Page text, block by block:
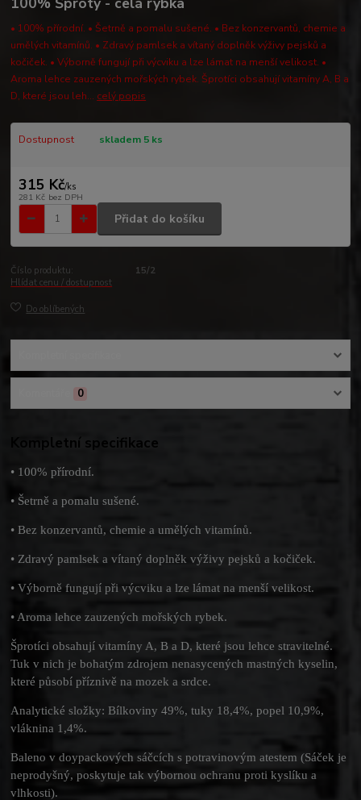
• 100% přírodní. • Šetrně a pomalu sušené. • Bez konzervantů, chemie a
umělých vitamínů. • Zdravý pamlsek a vítaný doplněk výživy pejsků a
kočiček. • Výborně fungují při výcviku a lze lámat na menší velikost. •
Aroma lehce zauzených mořských rybek. Šprotíci obsahují vitamíny A, B a
D, které jsou leh... celý popis
Dostupnost skladem 5 ks
315 Kč/ks
281 Kč bez DPH
Přidat do košíku
Číslo produktu:
15/2
Hlídat cenu / dostupnost
Do oblíbených
0
Kompletní specifikace
• 100% přírodní.
• Šetrně a pomalu sušené.
• Bez konzervantů, chemie a umělých vitamínů.
• Zdravý pamlsek a vítaný doplněk výživy pejsků a kočiček.
• Výborně fungují při výcviku a lze lámat na menší velikost.
• Aroma lehce zauzených mořských rybek.
Šprotíci obsahují vitamíny A, B a D, které jsou lehce stravitelné.
Tuk v nich je bohatým zdrojem nenasycených mastných kyselin,
které působí příznivě na mozek a srdce.
Analytické složky: Bílkoviny 49%, tuky 18,4%, popel 10,9%,
vláknina 1,4%.
Baleno v doypackových sáčcích s potravinovým atestem (Sáček je
neprodyšný, poskytuje tak výbornou ochranu proti kyslíku a
vlhkosti).